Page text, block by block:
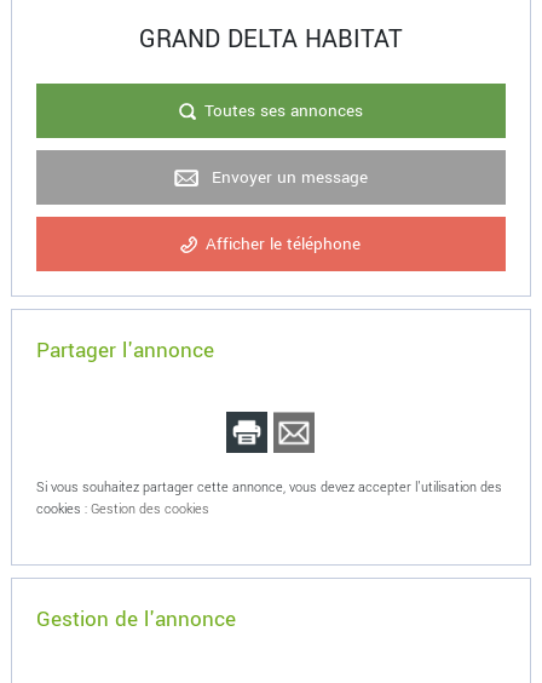
GRAND DELTA HABITAT
Toutes ses annonces
Envoyer un message
Afficher le téléphone
Partager l'annonce
Si vous souhaitez partager cette annonce, vous devez accepter l'utilisation des
cookies : Gestion des cookies
Gestion de l'annonce